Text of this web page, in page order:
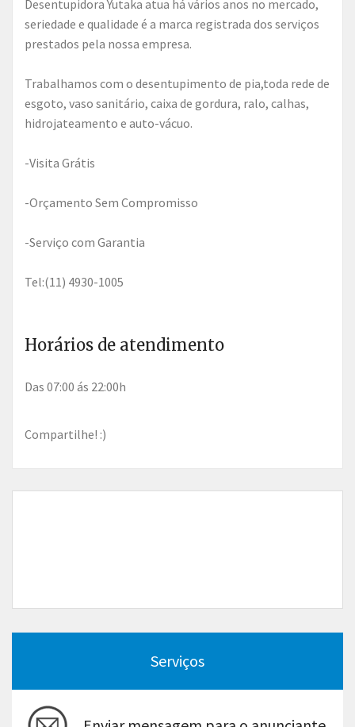
Desentupidora Yutaka atua há vários anos no mercado,
seriedade e qualidade é a marca registrada dos serviços
prestados pela nossa empresa.
Trabalhamos com o desentupimento de pia,toda rede de
esgoto, vaso sanitário, caixa de gordura, ralo, calhas,
hidrojateamento e auto-vácuo.
-Visita Grátis
-Orçamento Sem Compromisso
-Serviço com Garantia
Tel:(11) 4930-1005
Horários de atendimento
Das 07:00 ás 22:00h
Compartilhe! :)
Serviços